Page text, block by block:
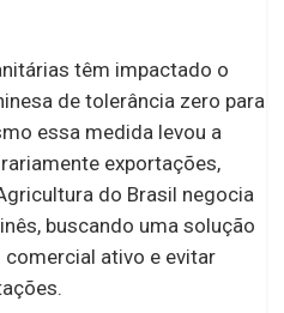
têm impactado o
de tolerância zero para
essa medida levou a
exportações,
do Brasil negocia
buscando uma solução
ativo e evitar